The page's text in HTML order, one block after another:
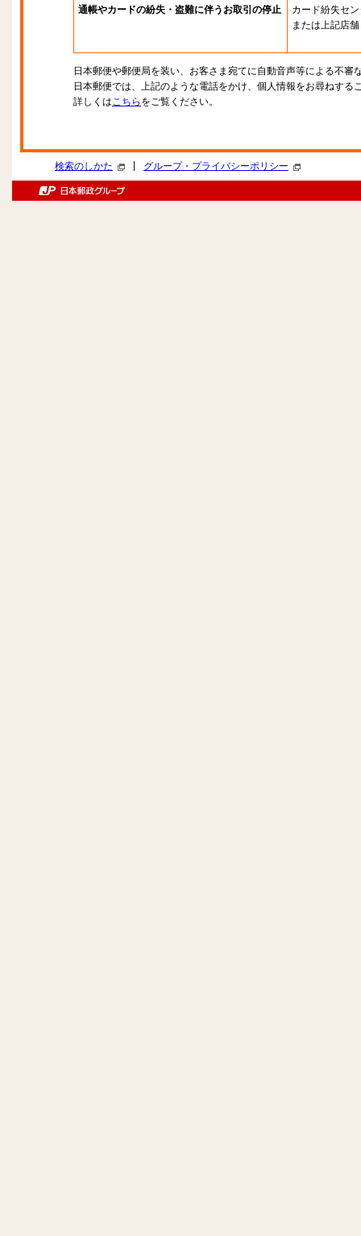
通帳やカードの紛失・盗難に伴うお取引の停止
カード紛失セ
または上記店舗
日本郵便や郵便局を装い、お客さま宛てに自動音声等による不審
日本郵便では、上記のような電話をかけ、個人情報をお尋ねする
詳しくはこちら をご覧ください。
検索のしかた グループ・プライバシーポリシー